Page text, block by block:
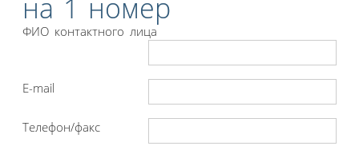
на 1 номер
ФИО контактного лица
E-mail
Телефон/факс